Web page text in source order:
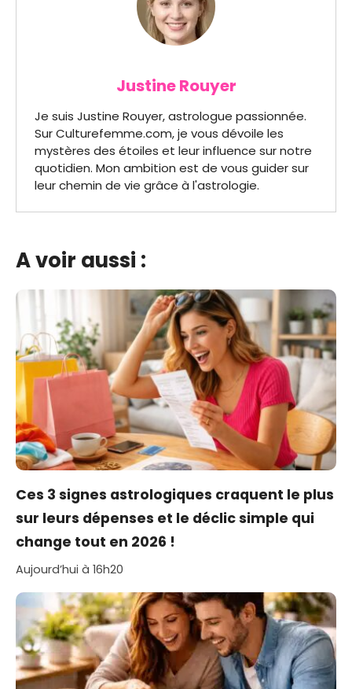
Justine Rouyer
Je suis Justine Rouyer, astrologue passionnée.
Sur Culturefemme.com, je vous dévoile les
mystères des étoiles et leur influence sur notre
quotidien. Mon ambition est de vous guider sur
leur chemin de vie grâce à l'astrologie.
A voir aussi :
Ces 3 signes astrologiques craquent le plus
sur leurs dépenses et le déclic simple qui
change tout en 2026 !
Aujourd’hui à 16h20